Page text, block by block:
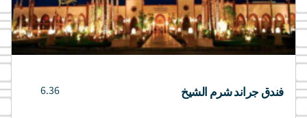
فندق جراند شرم الشيخ 6.36